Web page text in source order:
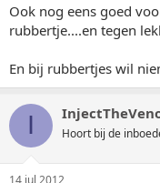
Ook nog eens goed
rubbertje....en tegen
En bij rubbertjes wil
I Hoort bij de
14 jul 2012